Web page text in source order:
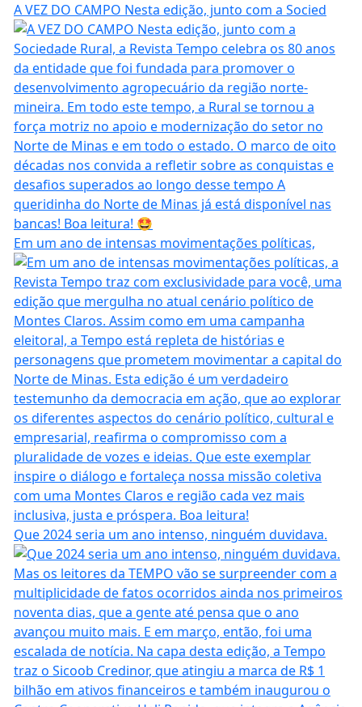
A VEZ DO CAMPO Nesta edição, junto com a Socied
Em um ano de intensas movimentações políticas,
Que 2024 seria um ano intenso, ninguém duvidava.